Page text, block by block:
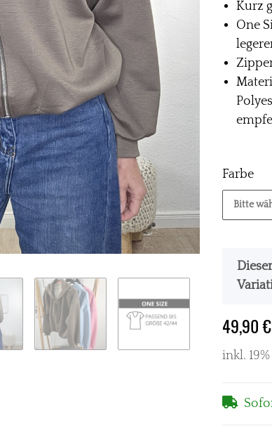
Kurz
One
Farbe
Bitte
x
49,90 €
inkl. 19%